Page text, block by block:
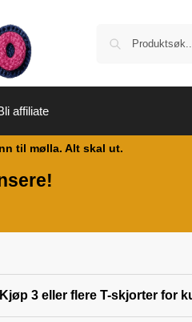
affiliate
til mølla. Alt skal ut.
Kjøp 3 eller flere T-skjorter for